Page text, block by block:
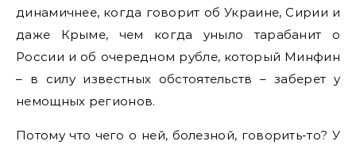
динамичнее, когда говорит об Украине, Сирии и
даже Крыме, чем когда уныло тарабанит о
России и об очередном рубле, который Минфин
– в силу известных обстоятельств – заберет у
немощных регионов.
Потому что чего о ней, болезной, говорить-то? У